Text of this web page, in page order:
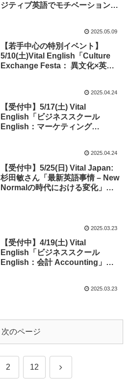
ジティブ英語でモチベーションア
2025.05.09
【若手中心の特別イベント】
5/10(土)Vital English「Culture
Exchange Festa： 異文化×英語
2025.04.24
【受付中】5/17(土) Vital
English「ビジネススクール
English：マーケティング
2025.04.24
【受付中】5/25(日) Vital Japan:
杉田敏さん「最新英語事情 – New
Normalの時代における変化」
2025.03.23
【受付中】4/19(土) Vital
English「ビジネススクール
English：会計 Accounting」◆
2025.03.23
次のページ
2 12 次